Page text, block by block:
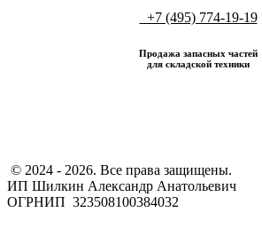
+7 (495) 774-19-19
Продажа запасных частей
для складской техники
​ © 2024 - 2026. Все права защищены.
ИП Шилкин Александр Анатольевич
ОГРНИП 323508100384032